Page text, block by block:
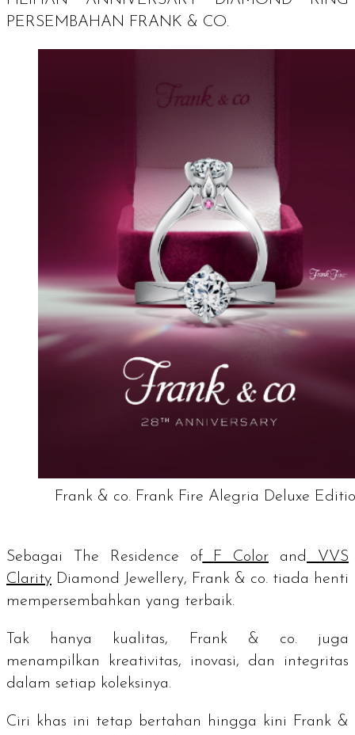
PERSEMBAHAN FRANK & CO.
Frank & co. Frank Fire Alegria Deluxe
Sebagai The Residence of F Color and
VVS
Clarity Diamond Jewellery, Frank & co. tiada henti
mempersembahkan yang terbaik.
Tak hanya kualitas, Frank & co. juga
menampilkan kreativitas, inovasi, dan integritas
dalam setiap koleksinya.
Ciri khas ini tetap bertahan hingga kini Frank &